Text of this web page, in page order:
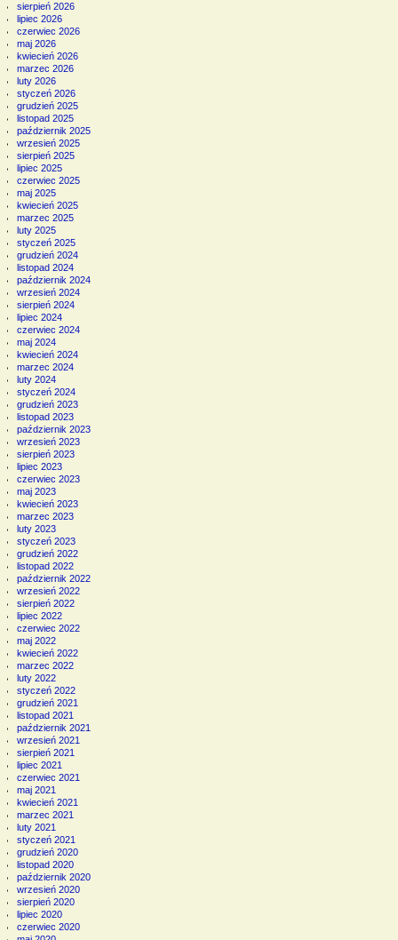
sierpień 2026
lipiec 2026
czerwiec 2026
maj 2026
kwiecień 2026
marzec 2026
luty 2026
styczeń 2026
grudzień 2025
listopad 2025
październik 2025
wrzesień 2025
sierpień 2025
lipiec 2025
czerwiec 2025
maj 2025
kwiecień 2025
marzec 2025
luty 2025
styczeń 2025
grudzień 2024
listopad 2024
październik 2024
wrzesień 2024
sierpień 2024
lipiec 2024
czerwiec 2024
maj 2024
kwiecień 2024
marzec 2024
luty 2024
styczeń 2024
grudzień 2023
listopad 2023
październik 2023
wrzesień 2023
sierpień 2023
lipiec 2023
czerwiec 2023
maj 2023
kwiecień 2023
marzec 2023
luty 2023
styczeń 2023
grudzień 2022
listopad 2022
październik 2022
wrzesień 2022
sierpień 2022
lipiec 2022
czerwiec 2022
maj 2022
kwiecień 2022
marzec 2022
luty 2022
styczeń 2022
grudzień 2021
listopad 2021
październik 2021
wrzesień 2021
sierpień 2021
lipiec 2021
czerwiec 2021
maj 2021
kwiecień 2021
marzec 2021
luty 2021
styczeń 2021
grudzień 2020
listopad 2020
październik 2020
wrzesień 2020
sierpień 2020
lipiec 2020
czerwiec 2020